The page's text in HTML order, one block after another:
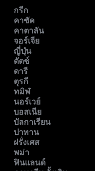
กรีก
คาซัค
คาตาลัน
จอร์เจีย
ญี่ปุ่น
ดัตช์
ดารี
ตุรกี
ทมิฬ
นอร์เวย์
บอสเนีย
บัลกาเรียน
ปาทาน
ฝรั่งเศส
พม่า
ฟินแลนด์